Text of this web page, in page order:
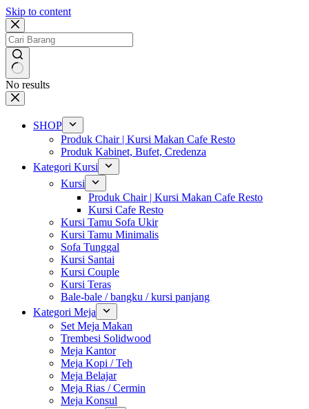
Skip to content
No results
SHOP
Produk Chair | Kursi Makan Cafe Resto
Produk Kabinet, Bufet, Credenza
Kategori Kursi
Kursi
Produk Chair | Kursi Makan Cafe Resto
Kursi Cafe Resto
Kursi Tamu Sofa Ukir
Kursi Tamu Minimalis
Sofa Tunggal
Kursi Santai
Kursi Couple
Kursi Teras
Bale-bale / bangku / kursi panjang
Kategori Meja
Set Meja Makan
Trembesi Solidwood
Meja Kantor
Meja Kopi / Teh
Meja Belajar
Meja Rias / Cermin
Meja Konsul